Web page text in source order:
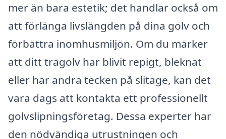
mer än bara estetik; det handlar också om
att förlänga livslängden på dina golv och
förbättra inomhusmiljön. Om du märker
att ditt trägolv har blivit repigt, bleknat
eller har andra tecken på slitage, kan det
vara dags att kontakta ett professionellt
golvslipningsföretag. Dessa experter har
den nödvändiga utrustningen och